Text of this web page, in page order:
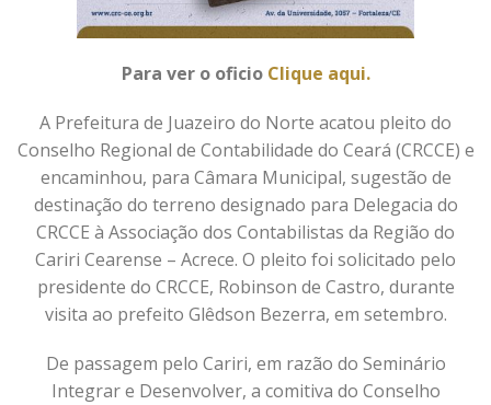
Para ver o oficio Clique aqui.
A Prefeitura de Juazeiro do Norte acatou pleito do
Conselho Regional de Contabilidade do Ceará (CRCCE) e
encaminhou, para Câmara Municipal, sugestão de
destinação do terreno designado para Delegacia do
CRCCE à Associação dos Contabilistas da Região do
Cariri Cearense – Acrece. O pleito foi solicitado pelo
presidente do CRCCE, Robinson de Castro, durante
visita ao prefeito Glêdson Bezerra, em setembro.
De passagem pelo Cariri, em razão do Seminário
Integrar e Desenvolver, a comitiva do Conselho